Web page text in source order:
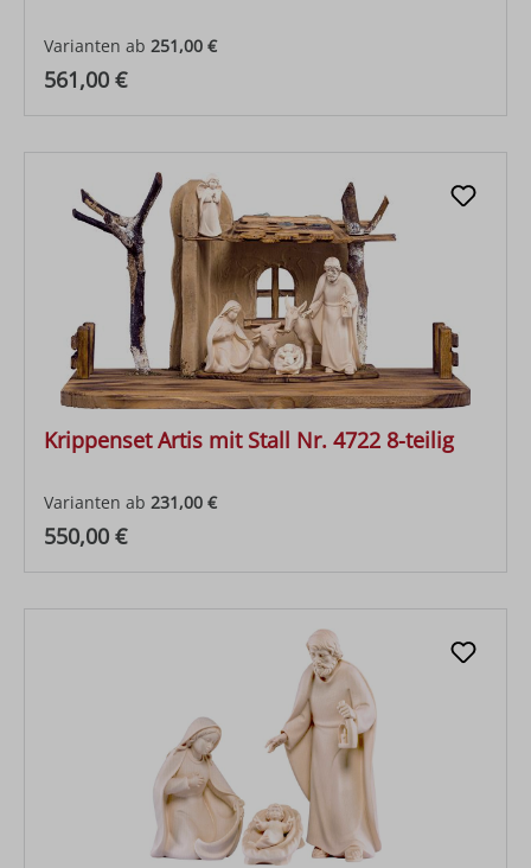
Varianten ab 251,00 €
Regulärer Preis:
561,00 €
Krippenset Artis mit Stall Nr. 4722 8-teilig
Varianten ab 231,00 €
Regulärer Preis:
550,00 €